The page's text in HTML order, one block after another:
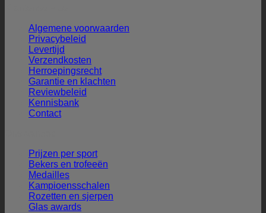
Algemene voorwaarden
Privacybeleid
Levertijd
Verzendkosten
Herroepingsrecht
Garantie en klachten
Reviewbeleid
Kennisbank
Contact
Prijzen per sport
Bekers en trofeeën
Medailles
Kampioensschalen
Rozetten en sjerpen
Glas awards